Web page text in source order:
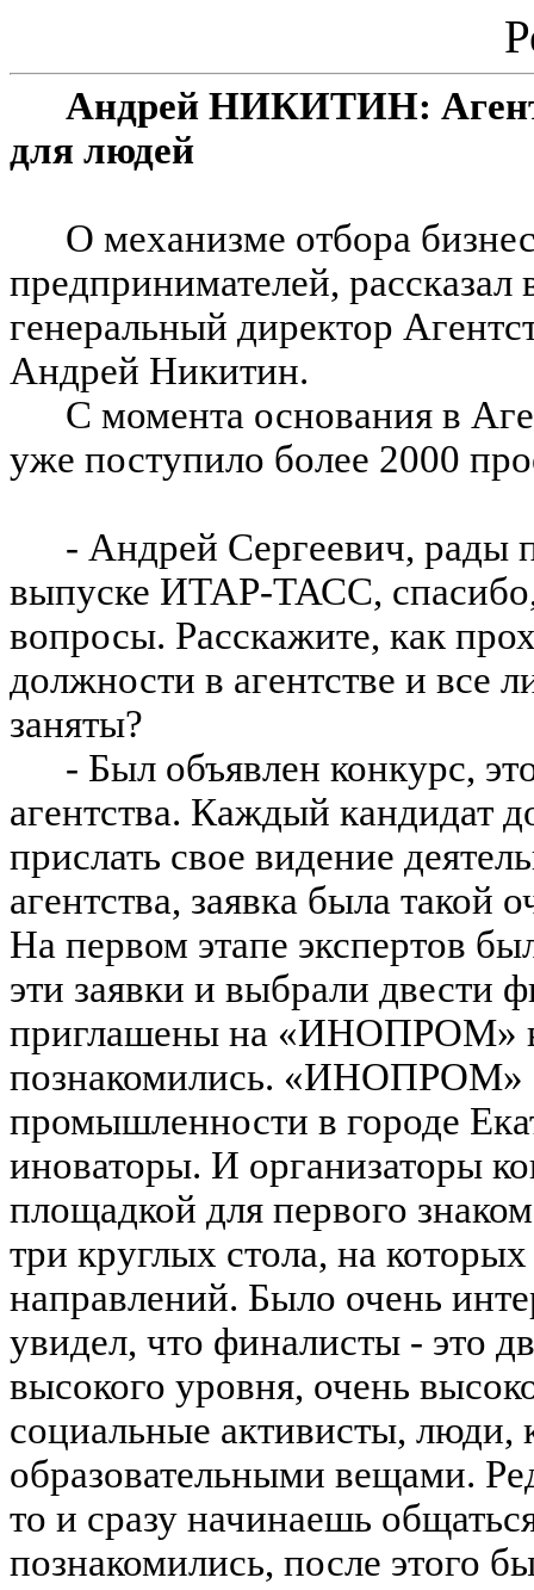
Андрей НИКИТИН:
для людей
О механизме отбора
предпринимателей,
генеральный директор
Андрей Никитин.
С момента основания в
уже поступило более 2000
- Андрей Сергеевич, рады
выпуске ИТАР-ТАСС,
вопросы. Расскажите, как
должности в агентстве и все
заняты?
- Был объявлен конкурс,
агентства. Каждый кандидат
прислать свое видение
агентства, заявка была такой
На первом этапе экспертов
эти заявки и выбрали двести
приглашены на «ИНОПРОМ» в
познакомились. «ИНОПРОМ»
промышленности в городе
иноваторы. И организаторы
площадкой для первого
три круглых стола, на
направлений. Было очень
увидел, что финалисты - это
высокого уровня, очень
социальные активисты, люди,
образовательными вещами.
то и сразу начинаешь
познакомились, после этого